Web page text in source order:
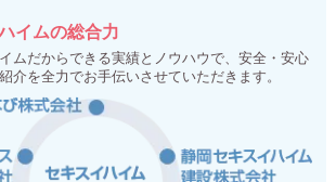
イムの総合力
ムだからできる実績とノウハウで、安全・安心
介を全力でお手伝いさせていただきます。